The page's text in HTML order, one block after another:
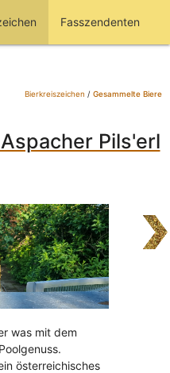
Fasszendenten
Bierkreiszeichen / Gesammelte Biere
Pils'erl
was mit dem
österreichisches